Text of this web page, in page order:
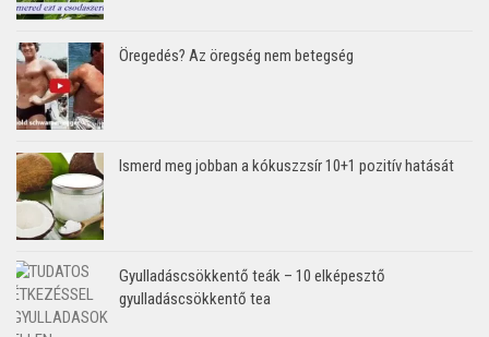
Öregedés? Az öregség nem betegség
Ismerd meg jobban a kókuszzsír 10+1 pozitív hatását
Gyulladáscsökkentő teák – 10 elképesztő
gyulladáscsökkentő tea